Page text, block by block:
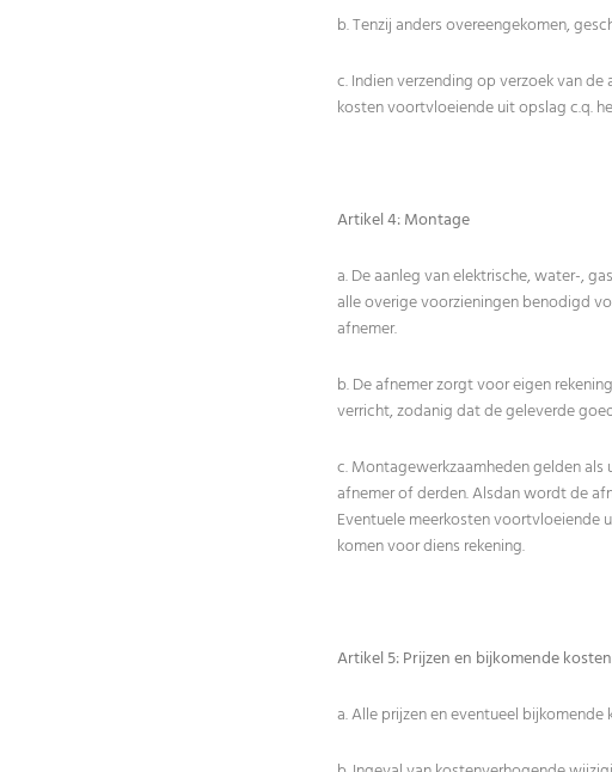
b. Tenzij anders overeengekomen,
c. Indien verzending op verzoek van
kosten voortvloeiende uit opslag c.q.
Artikel 4: Montage
a. De aanleg van elektrische, water-,
alle overige voorzieningen benodigd
afnemer.
b. De afnemer zorgt voor eigen
verricht, zodanig dat de geleverde
c. Montagewerkzaamheden gelden
afnemer of derden. Alsdan wordt de
Eventuele meerkosten voortvloeiende
komen voor diens rekening.
Artikel 5: Prijzen en bijkomende kosten
a. Alle prijzen en eventueel